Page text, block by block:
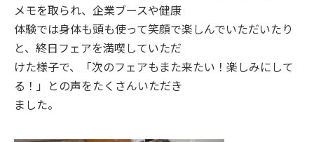
メモを取られ、企業ブースや健康
体験では身体も頭も使って笑顔で楽しんでいただいたり
と、終日フェアを満喫していただ
けた様子で、「次のフェアもまた来たい！楽しみにして
る！」との声をたくさんいただき
ました。